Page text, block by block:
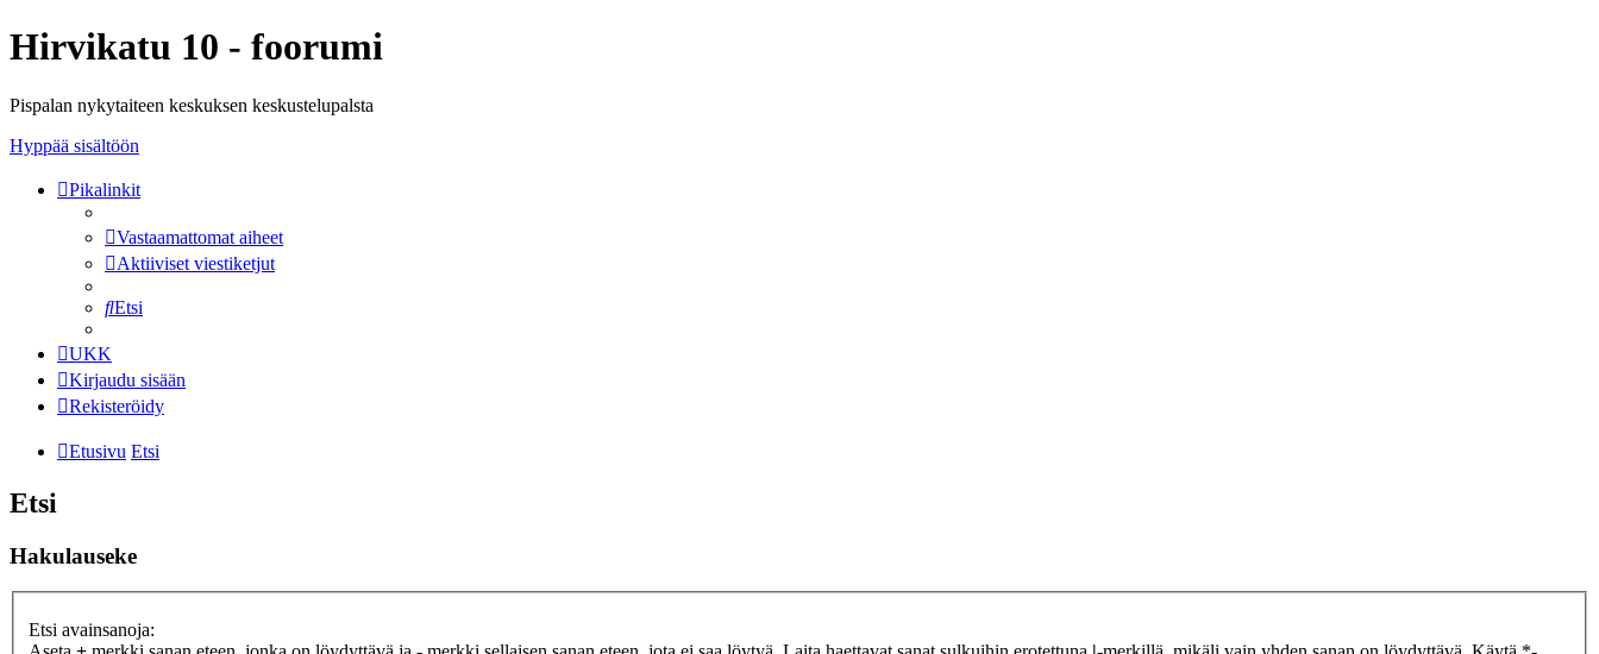
Hirvikatu 10 - foorumi
Pispalan nykytaiteen keskuksen keskustelupalsta
Hyppää sisältöön
Pikalinkit
Vastaamattomat aiheet
Aktiiviset viestiketjut
Etsi
UKK
Kirjaudu sisään
Rekisteröidy
Etusivu Etsi
Etsi
Hakulauseke
Etsi avainsanoja: